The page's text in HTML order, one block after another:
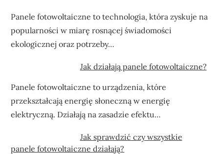
Panele fotowoltaiczne to technologia, która zyskuje na
popularności w miarę rosnącej świadomości
ekologicznej oraz potrzeby…
Jak działają panele fotowoltaiczne?
Panele fotowoltaiczne to urządzenia, które
przekształcają energię słoneczną w energię
elektryczną. Działają na zasadzie efektu…
Jak sprawdzić czy wszystkie
panele fotowoltaiczne działają?